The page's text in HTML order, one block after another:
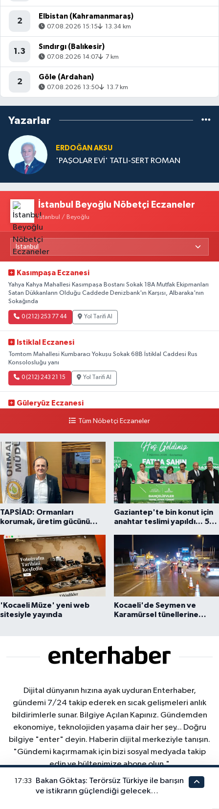
2
Elbistan (Kahramanmaraş)
07.08.2026 15:15 13.34 km
1.3
Sındırgı (Balıkesir)
07.08.2026 14:07 7 km
2
Göle (Ardahan)
07.08.2026 13:50 13.7 km
Yazarlar
ERDOĞAN AKSU
'PAŞOLAR EVİ' TATLI-SERT ROMAN
İstanbul Beyoğlu Nöbetçi Eczaneler
İstanbul / Beyoğlu
Kasımpaşa Eczanesi
Yahya Kahya Mahallesi Kasımpaşa Bostanı Sokak 18A Mutfak Ekipmanları
Satan Dükkanların Olduğu Caddede Denizbank'ın Karşısı, Albaraka'nın
Sokağında
0 (212) 253 77 44 Yol Tarifi Al
Istiklal Eczanesi
Tomtom Mahallesi Kumbaracı Yokuşu Sokak 68B İstiklal Caddesi Rus
Konsolosluğu yanı
0 (212) 243 21 15 Yol Tarifi Al
Güleryüz Eczanesi
kalaycıbahçe Meydana DoğruTüm Nöbetçi Eczaneler
TAPSİAD: Ormanları
korumak, üretim gücünü
Gaziantep'te bin konut için
anahtar teslimi yapıldı... 5
'Kocaeli Müze' yeni web
sitesiyle yayında
Kocaeli'de Seymen ve
Karamürsel tünellerine
Dijital dünyanın hızına ayak uyduran Enterhaber,
gündemi 7/24 takip ederek en sıcak gelişmeleri anlık
bildirimlerle sunar. Bilgiye Açılan Kapınız. Gündemden
ekonomiye, teknolojiden yaşama dair her şey... Doğru
bilgiye "enter" deyin. Haberin dijital merkeziyle tanışın.
"Gündemi kaçırmamak için bizi sosyal medyada takip
edin ve bültenimize abone olun."
17:33
Bakan Göktaş: Terörsüz Türkiye ile barışın
ve istikrarın güçlendiği gelecek